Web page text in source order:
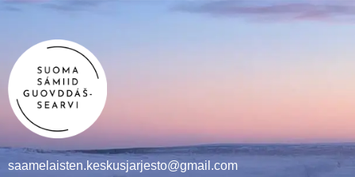
saamelaisten.keskusjarjesto@gmail.com